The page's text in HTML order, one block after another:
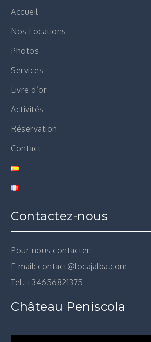
Accueil
Nos Locations
Photos
Services
Livre d’or
Activités
Réservation
Contact
Contactez-nous
Pour nous contacter:
E-mail: contact@locajalba.com
Tel. +34656821375
Château Peniscola